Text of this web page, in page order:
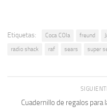
Etiquetas: Coca COla freund
radio shack
raf sears super
Cuadernillo de regalos para